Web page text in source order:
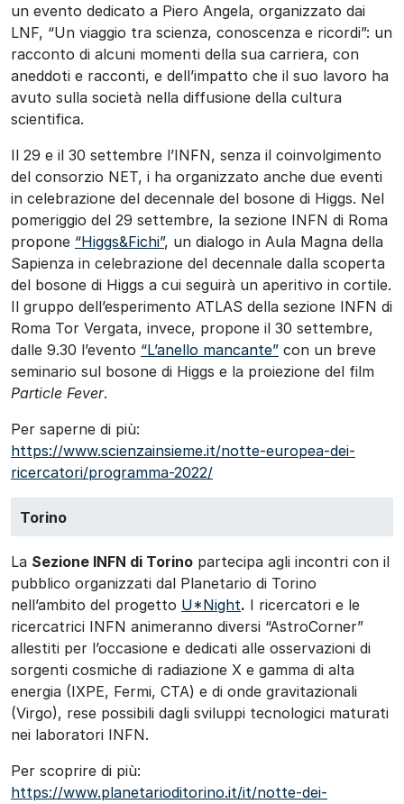
un evento dedicato a Piero Angela, organizzato dai
LNF, “Un viaggio tra scienza, conoscenza e ricordi”: un
racconto di alcuni momenti della sua carriera, con
aneddoti e racconti, e dell’impatto che il suo lavoro ha
avuto sulla società nella diffusione della cultura
scientifica.
Il 29 e il 30 settembre l’INFN, senza il coinvolgimento
del consorzio NET, i ha organizzato anche due eventi
in celebrazione del decennale del bosone di Higgs. Nel
pomeriggio del 29 settembre, la sezione INFN di Roma
propone “Higgs&Fichi”, un dialogo in Aula Magna della
Sapienza in celebrazione del decennale dalla scoperta
del bosone di Higgs a cui seguirà un aperitivo in cortile.
Il gruppo dell’esperimento ATLAS della sezione INFN di
Roma Tor Vergata, invece, propone il 30 settembre,
dalle 9.30 l’evento “L’anello mancante” con un breve
seminario sul bosone di Higgs e la proiezione del film
Particle Fever.
Per saperne di più:
https://www.scienzainsieme.it/notte-europea-dei-
ricercatori/programma-2022/
Torino
La Sezione INFN di Torino partecipa agli incontri con il
pubblico organizzati dal Planetario di Torino
nell’ambito del progetto U*Night. I ricercatori e le
ricercatrici INFN animeranno diversi “AstroCorner”
allestiti per l’occasione e dedicati alle osservazioni di
sorgenti cosmiche di radiazione X e gamma di alta
energia (IXPE, Fermi, CTA) e di onde gravitazionali
(Virgo), rese possibili dagli sviluppi tecnologici maturati
nei laboratori INFN.
Per scoprire di più:
https://www.planetarioditorino.it/it/notte-dei-